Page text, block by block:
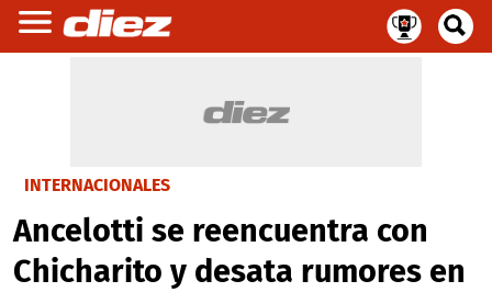
INTERNACIONALES
Ancelotti se reencuentra con
Chicharito y desata rumores en